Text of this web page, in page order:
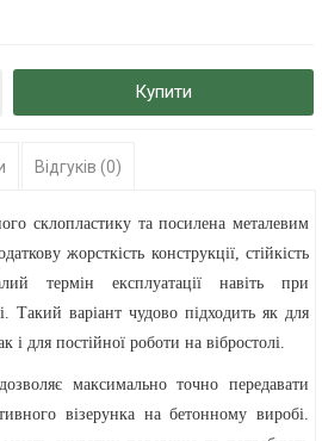
Купити
Відгуків (0)
склопластику та посилена металевим
жорсткість конструкції, стійкість
термін експлуатації навіть при
Такий варіант чудово підходить як для
і для постійної роботи на вібростолі.
максимально точно передавати
візерунка на бетонному виробі.